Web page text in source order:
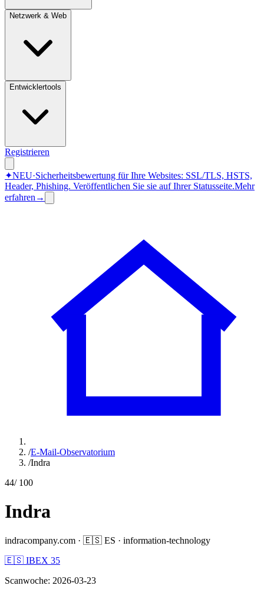
Netzwerk & Web
Entwicklertools
Registrieren
✦NEU·Sicherheitsbewertung für Ihre Websites: SSL/TLS, HSTS,
Header, Phishing. Veröffentlichen Sie sie auf Ihrer Statusseite.Mehr
erfahren →
/E-Mail-Observatorium
/Indra
44/ 100
Indra
indracompany.com · 🇪🇸 ES · information-technology
🇪🇸 IBEX 35
Scanwoche: 2026-03-23